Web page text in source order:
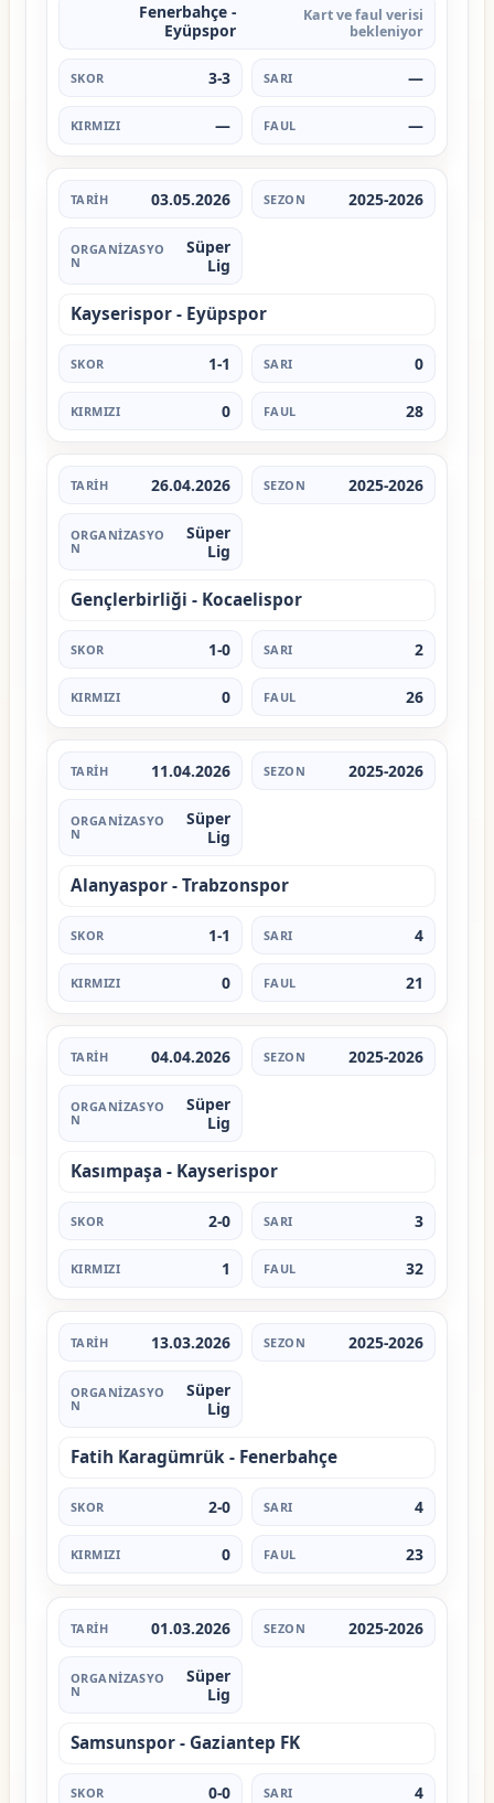
Fenerbahçe -
Eyüpspor
Kart ve faul verisi
bekleniyor
3-3 —
— —
03.05.2026 2025-2026
Süper
Lig
Kayserispor - Eyüpspor
1-1 0
0 28
26.04.2026 2025-2026
Süper
Lig
Gençlerbirliği - Kocaelispor
1-0 2
0 26
11.04.2026 2025-2026
Süper
Lig
Alanyaspor - Trabzonspor
1-1 4
0 21
04.04.2026 2025-2026
Süper
Lig
Kasımpaşa - Kayserispor
2-0 3
1 32
13.03.2026 2025-2026
Süper
Lig
Fatih Karagümrük - Fenerbahçe
2-0 4
0 23
01.03.2026 2025-2026
Süper
Lig
Samsunspor - Gaziantep FK
0-0 4